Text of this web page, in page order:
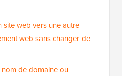
site web vers une autre
web sans changer de
de domaine ou